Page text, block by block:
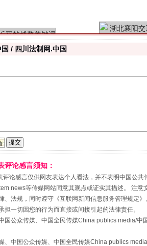
贴”乱象丛生
/ 四川法制网.中国
评论感言须知：
评论感言仅供网友表达个人看法，并不表明中国公
news等传媒网站同意其观点或证实其描述。 注意
、法规，同时遵守《互联网新闻信息服务管理规定》
担一切因您的行为而直接或间接引起的法律责任。
国公众传媒、中国全民传媒China publics media/
、中国公众传媒、中国全民传媒China publics